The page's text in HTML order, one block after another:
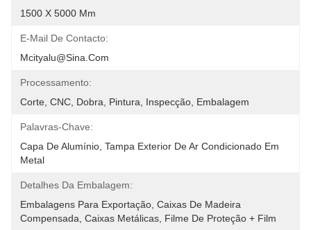
1500 X 5000 Mm
E-Mail De Contacto:
Mcityalu@sina.com
Processamento:
Corte, CNC, Dobra, Pintura, Inspecção, Embalagem
Palavras-Chave:
Capa De Alumínio, Tampa Exterior De Ar Condicionado Em
Metal
Detalhes Da Embalagem:
Embalagens Para Exportação, Caixas De Madeira
Compensada, Caixas Metálicas, Filme De Proteção + Film